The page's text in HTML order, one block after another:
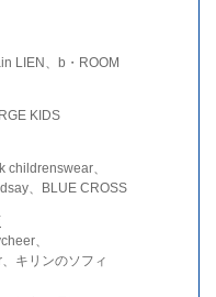
LIEN、b・ROOM
KIDS
childrenswear、
、BLUE CROSS
、
キリンのソフィ